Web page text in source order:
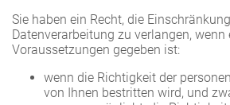
Sie haben ein Recht, die
Datenverarbeitung zu verlangen, wenn
Voraussetzungen gegeben ist:
wenn die Richtigkeit der
von Ihnen bestritten wird, und